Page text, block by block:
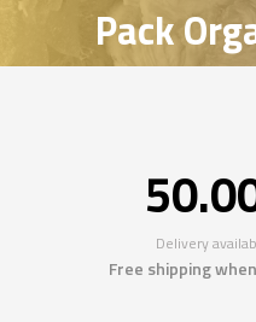
Pack
Delivery
Free shipping